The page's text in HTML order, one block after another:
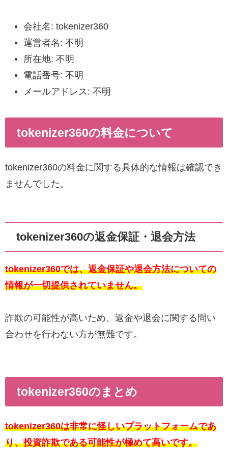
会社名: tokenizer360
運営者名: 不明
所在地: 不明
電話番号: 不明
メールアドレス: 不明
tokenizer360の料金について
tokenizer360の料金に関する具体的な情報は確認でき
ませんでした。
tokenizer360の返金保証・退会方法
tokenizer360では、返金保証や退会方法についての
情報が一切提供されていません。
詐欺の可能性が高いため、返金や退会に関する問い
合わせを行わない方が無難です。
tokenizer360のまとめ
tokenizer360は非常に怪しいプラットフォームであ
り、投資詐欺である可能性が極めて高いです。